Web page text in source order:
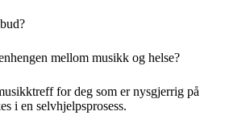
mellom musikk og helse?
for deg som er nysgjerrig på
i en selvhjelpsprosess.